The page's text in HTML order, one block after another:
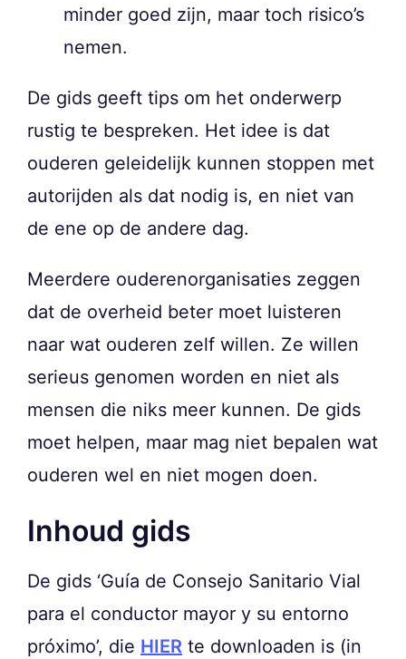
minder goed zijn, maar toch risico’s
nemen.
De gids geeft tips om het onderwerp
rustig te bespreken. Het idee is dat
ouderen geleidelijk kunnen stoppen met
autorijden als dat nodig is, en niet van
de ene op de andere dag.
Meerdere ouderenorganisaties zeggen
dat de overheid beter moet luisteren
naar wat ouderen zelf willen. Ze willen
serieus genomen worden en niet als
mensen die niks meer kunnen. De gids
moet helpen, maar mag niet bepalen wat
ouderen wel en niet mogen doen.
Inhoud gids
De gids ‘Guía de Consejo Sanitario Vial
para el conductor mayor y su entorno
próximo’, die HIER te downloaden is (in